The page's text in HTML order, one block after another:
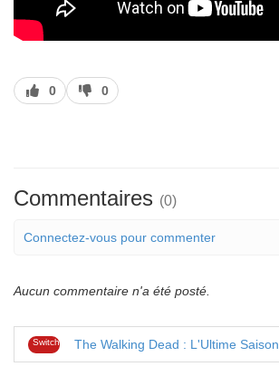
J’aime
0
J’aime
pas
0
Commentaires (0)
Connectez-vous pour commenter
Aucun commentaire n'a été posté.
Switch The Walking Dead : L'Ultime Saison